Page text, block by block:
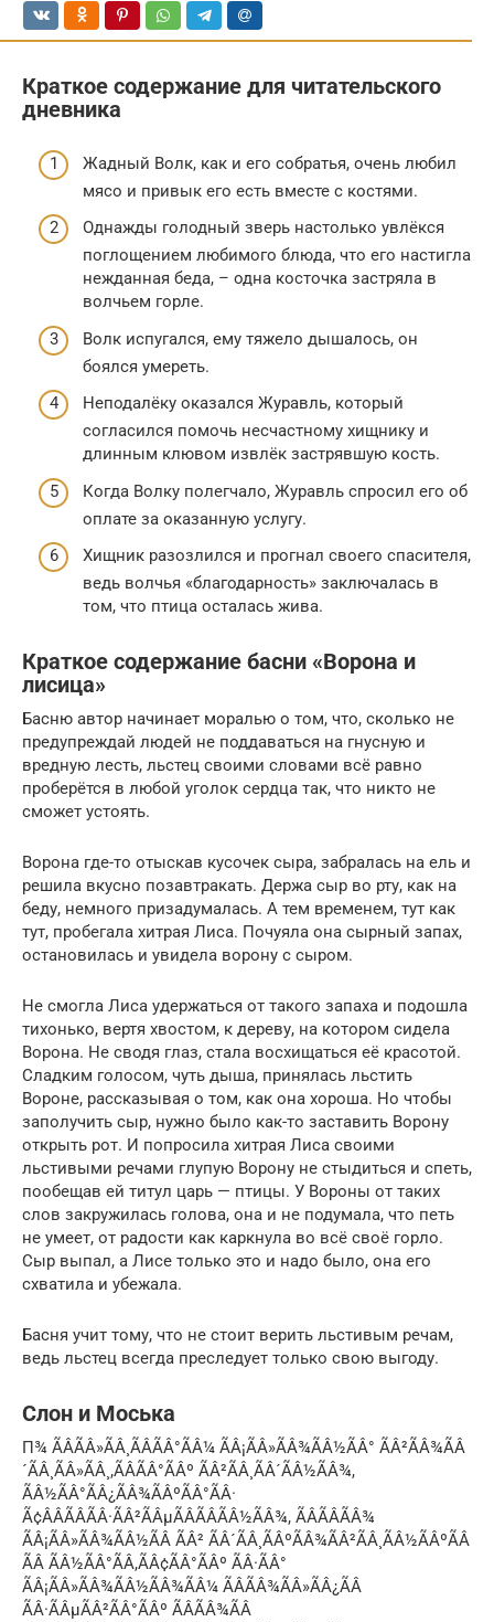
Краткое содержание для читательского
дневника
Жадный Волк, как и его собратья, очень любил
мясо и привык его есть вместе с костями.
Однажды голодный зверь настолько увлёкся
поглощением любимого блюда, что его настигла
нежданная беда, – одна косточка застряла в
волчьем горле.
Волк испугался, ему тяжело дышалось, он
боялся умереть.
Неподалёку оказался Журавль, который
согласился помочь несчастному хищнику и
длинным клювом извлёк застрявшую кость.
Когда Волку полегчало, Журавль спросил его об
оплате за оказанную услугу.
Хищник разозлился и прогнал своего спасителя,
ведь волчья «благодарность» заключалась в
том, что птица осталась жива.
Краткое содержание басни «Ворона и
лисица»
Басню автор начинает моралью о том, что, сколько не
предупреждай людей не поддаваться на гнусную и
вредную лесть, льстец своими словами всё равно
проберётся в любой уголок сердца так, что никто не
сможет устоять.
Ворона где-то отыскав кусочек сыра, забралась на ель и
решила вкусно позавтракать. Держа сыр во рту, как на
беду, немного призадумалась. А тем временем, тут как
тут, пробегала хитрая Лиса. Почуяла она сырный запах,
остановилась и увидела ворону с сыром.
Не смогла Лиса удержаться от такого запаха и подошла
тихонько, вертя хвостом, к дереву, на котором сидела
Ворона. Не сводя глаз, стала восхищаться её красотой.
Сладким голосом, чуть дыша, принялась льстить
Вороне, рассказывая о том, как она хороша. Но чтобы
заполучить сыр, нужно было как-то заставить Ворону
открыть рот. И попросила хитрая Лиса своими
льстивыми речами глупую Ворону не стыдиться и спеть,
пообещав ей титул царь — птицы. У Вороны от таких
слов закружилась голова, она и не подумала, что петь
не умеет, от радости как каркнула во всё своё горло.
Сыр выпал, а Лисе только это и надо было, она его
схватила и убежала.
Басня учит тому, что не стоит верить льстивым речам,
ведь льстец всегда преследует только свою выгоду.
Слон и Моська
П¾ ÃÂÃÂ»ÃÂ¸ÃÂÃÂ°ÃÂ¼ ÃÂ¡ÃÂ»ÃÂ¾ÃÂ½ÃÂ° ÃÂ²ÃÂ¾ÃÂ
´ÃÂ¸ÃÂ»ÃÂ¸,ÃÂÃÂ°ÃÂº ÃÂ²ÃÂ¸ÃÂ´ÃÂ½ÃÂ¾,
ÃÂ½ÃÂ°ÃÂ¿ÃÂ¾ÃÂºÃÂ°ÃÂ·
Ã¢ÂÂÃÂÃÂ·ÃÂ²ÃÂµÃÂÃÂÃÂ½ÃÂ¾, ÃÂÃÂÃÂ¾
ÃÂ¡ÃÂ»ÃÂ¾ÃÂ½ÃÂ ÃÂ² ÃÂ´ÃÂ¸ÃÂºÃÂ¾ÃÂ²ÃÂ¸ÃÂ½ÃÂºÃÂ
ÃÂ ÃÂ½ÃÂ°ÃÂ,ÃÂ¢ÃÂ°ÃÂº ÃÂ·ÃÂ°
ÃÂ¡ÃÂ»ÃÂ¾ÃÂ½ÃÂ¾ÃÂ¼ ÃÂÃÂ¾ÃÂ»ÃÂ¿ÃÂ
ÃÂ·ÃÂµÃÂ²ÃÂ°ÃÂº ÃÂÃÂ¾ÃÂ